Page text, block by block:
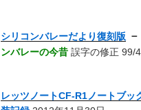
シリコンバレーだより復刻版 －
ンバレーの今昔 誤字の修正 99/
レッツノートCF-R1ノートブッ